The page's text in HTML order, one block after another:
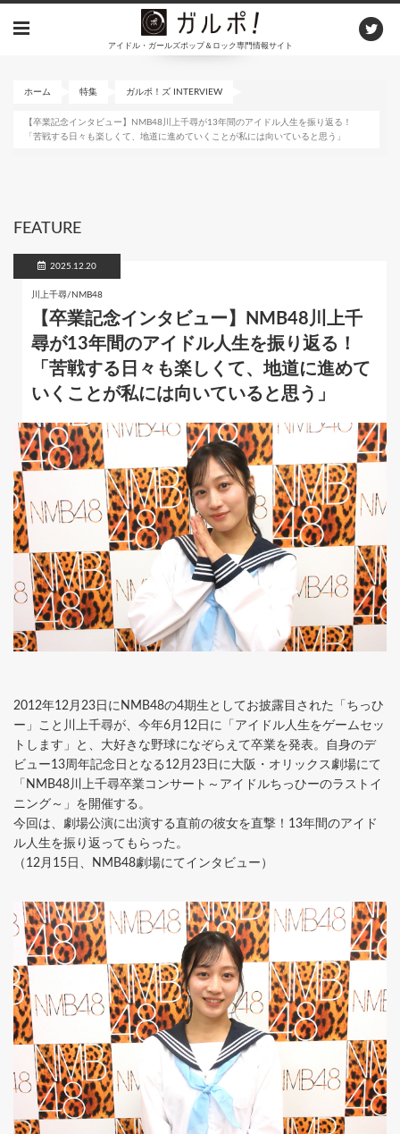
アイドル・ガールズポップ＆ロック専門情報サイト
ホーム 特集 ガルポ！ズ INTERVIEW
【卒業記念インタビュー】NMB48川上千尋が13年間のアイドル人生を振り返る！
「苦戦する日々も楽しくて、地道に進めていくことが私には向いていると思う」
FEATURE
2025.12.20
川上千尋/NMB48
【卒業記念インタビュー】NMB48川上千
尋が13年間のアイドル人生を振り返る！
「苦戦する日々も楽しくて、地道に進めて
いくことが私には向いていると思う」
2012年12月23日にNMB48の4期生としてお披露目された「ちっひ
ー」こと川上千尋が、今年6月12日に「アイドル人生をゲームセッ
トします」と、大好きな野球になぞらえて卒業を発表。自身のデ
ビュー13周年記念日となる12月23日に大阪・オリックス劇場にて
「NMB48川上千尋卒業コンサート～アイドルちっひーのラストイ
ニング～」を開催する。
今回は、劇場公演に出演する直前の彼女を直撃！13年間のアイド
ル人生を振り返ってもらった。
（12月15日、NMB48劇場にてインタビュー）